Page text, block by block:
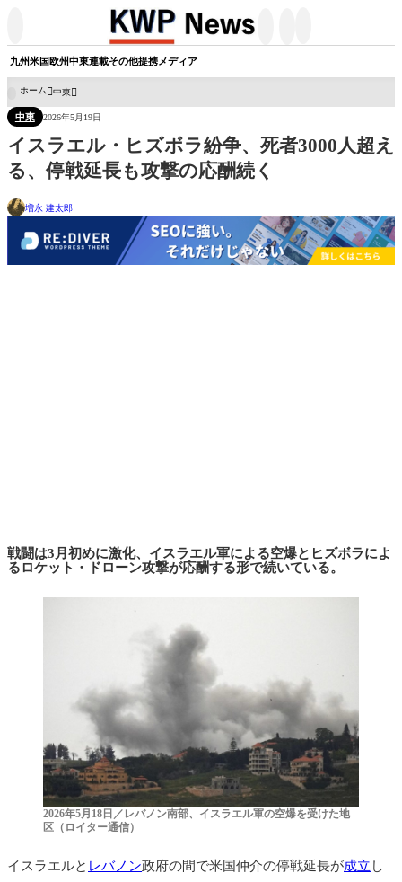
九州米国欧州中東連載その他提携メディア
ホーム 中東
中東 2026年5月19日
イスラエル・ヒズボラ紛争、死者3000人超え
る、停戦延長も攻撃の応酬続く
増永 建太郎
戦闘は3月初めに激化、イスラエル軍による空爆とヒズボラによ
るロケット・ドローン攻撃が応酬する形で続いている。
2026年5月18日／レバノン南部、イスラエル軍の空爆を受けた地
区（ロイター通信）
イスラエルと レバノン政府の間で米国仲介の停戦延長が成立 し